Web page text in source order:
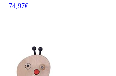
74,97€